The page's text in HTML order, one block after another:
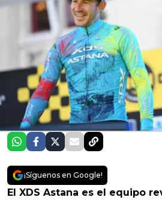
¡Síguenos en Google!
El XDS Astana es el equipo